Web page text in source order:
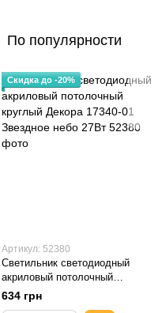
По популярности
Скидка до -20%
Артикул: 52380
Светильник светодиодный
акриловый потолочный
круглый Декора 17340-01
Звездное небо 27Вт
634 грн